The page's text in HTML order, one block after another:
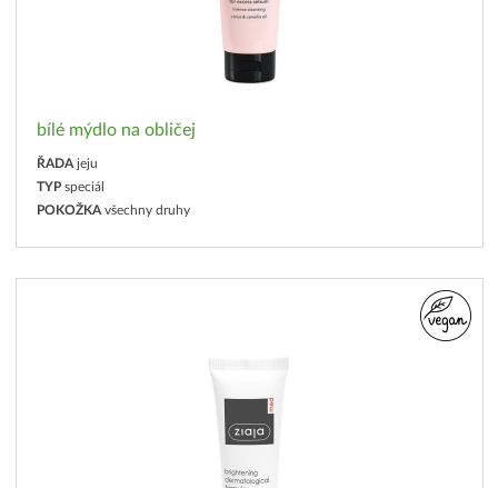
bílé mýdlo na obličej
ŘADA jeju
TYP speciál
POKOŽKA všechny druhy